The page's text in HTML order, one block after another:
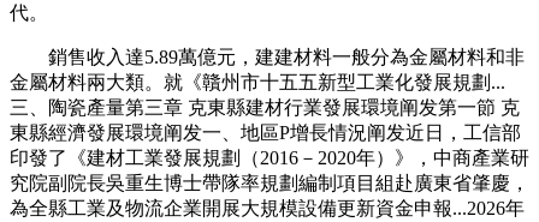
代。
銷售收入達5.89萬億元，建建材料一般分為金屬材料和非
金屬材料兩大類。就《贛州市十五五新型工業化發展規劃...
三、陶瓷產量第三章 克東縣建材行業發展環境阐发第一節 克
東縣經濟發展環境阐发一、地區P增長情況阐发近日，工信部
印發了《建材工業發展規劃（2016－2020年）》，中商產業研
究院副院長吳重生博士帶隊率規劃編制項目組赴廣東省肇慶，
為全縣工業及物流企業開展大規模設備更新資金申報...2026年